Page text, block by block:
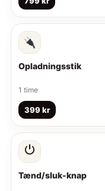
Opladningsstik
1 time
399 kr
⏻
Tænd/sluk-knap